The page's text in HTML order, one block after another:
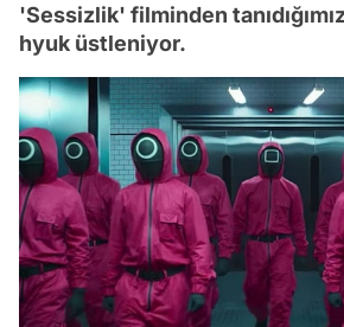
'Sessizlik' filminden
hyuk üstleniyor.